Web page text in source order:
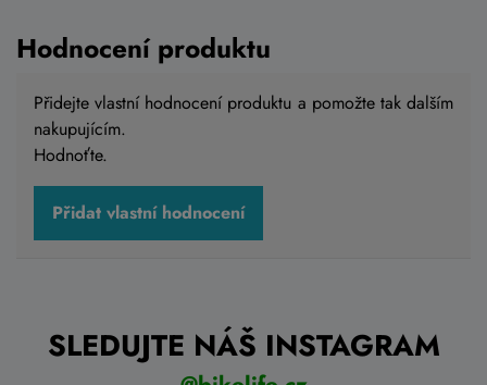
Hodnocení produktu
Přidejte vlastní hodnocení produktu a pomožte tak dalším
nakupujícím.
Hodnoťte.
Přidat vlastní hodnocení
SLEDUJTE NÁŠ INSTAGRAM